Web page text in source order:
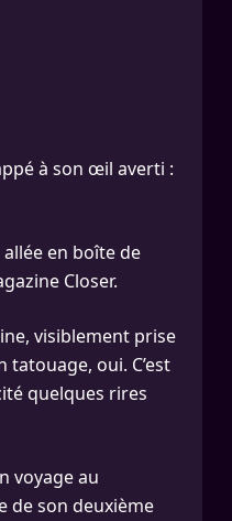
à son œil averti :
en boîte de
Closer.
visiblement prise
oui. C’est
quelques rires
voyage au
de son deuxième